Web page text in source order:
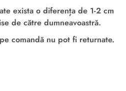
exista o diferența de 1-2 cm
de către dumneavoastră.
comandă nu pot fi returnate.